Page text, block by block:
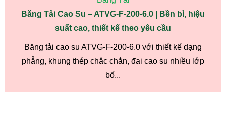
Băng Tải Cao Su – ATVG-F-200-6.0 | Bền bỉ, hiệu
suất cao, thiết kế theo yêu cầu
Băng tải cao su ATVG-F-200-6.0 với thiết kế dạng
phẳng, khung thép chắc chắn, đai cao su nhiều lớp
bố...